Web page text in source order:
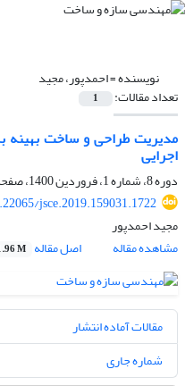
نویسنده =احمدپور، مجید
تعداد مقالات: 1
مدیریت طراحی و ساخت بهینه
اجرایی
دوره 8، شماره 1، فروردین 1400، صفحه
jsce.2019.159031.1722
مجید احمدپور
مشاهده مقاله
اصل مقاله M
مقالات آماده انتشار
شماره جاری